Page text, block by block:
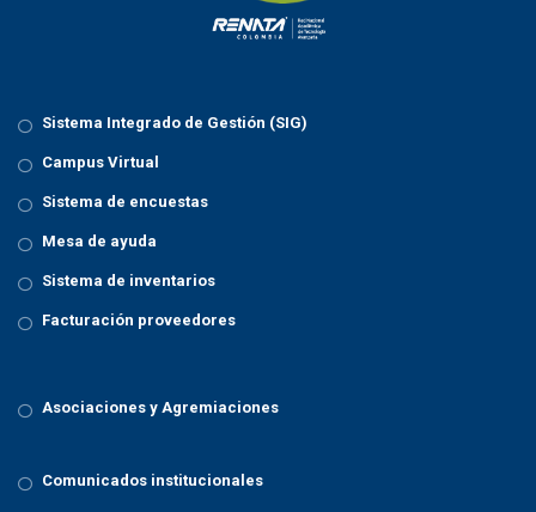
Sistema Integrado de Gestión (SIG)
Campus Virtual
Sistema de encuestas
Mesa de ayuda
Sistema de inventarios
Facturación proveedores
Asociaciones y Agremiaciones
Comunicados institucionales